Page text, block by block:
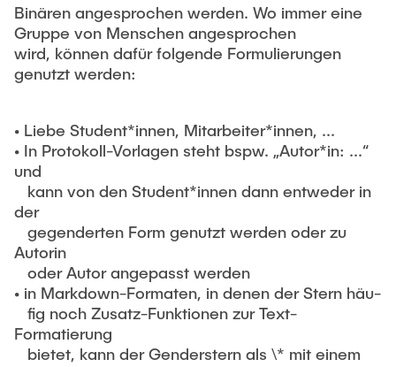
Berufsausbildung und Praktika
Berufungen
Neue Mitarbeitende
Graduiertenakademie
Promotion und Habilitation
Wissenschaftliche Weiterbildung
Lehre und Lernen
Best Practices Lehre
Hochschuldidaktik - ZLL
LearnING Center
Lehre im europäischen Verbund (ECIU)
WorkINGLab / Makerspace
Team
Neues aus der Forschung &
Interdisziplinärer Workshop des FSP
„Biobasierte Prozesse und
Reaktortechnologien“
Studiengänge
Forschung und Institute
Maschinenbau
Forschung und Institute
Studienbereich FIT
Institute im Überblick
Contacts & International Team
Binären angesprochen werden. Wo immer eine
Gruppe von Menschen angesprochen
wird, können dafür folgende Formulierungen
genutzt werden:
• Liebe Student*innen, Mitarbeiter*innen, ...
• In Protokoll-Vorlagen steht bspw. „Autor*in: ...“
und
kann von den Student*innen dann entweder in
der
gegenderten Form genutzt werden oder zu
Autorin
oder Autor angepasst werden
• in Markdown-Formaten, in denen der Stern häu-
fig noch Zusatz-Funktionen zur Text-
Formatierung
bietet, kann der Genderstern als \* mit einem